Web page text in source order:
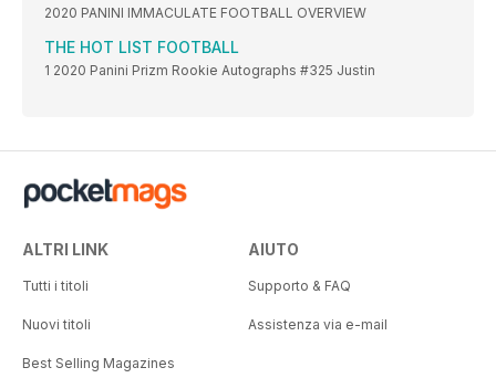
2020 PANINI IMMACULATE FOOTBALL OVERVIEW
THE HOT LIST FOOTBALL
1 2020 Panini Prizm Rookie Autographs #325 Justin
ALTRI LINK
Tutti i titoli
Nuovi titoli
Best Selling Magazines
AIUTO
Supporto & FAQ
Assistenza via e-mail